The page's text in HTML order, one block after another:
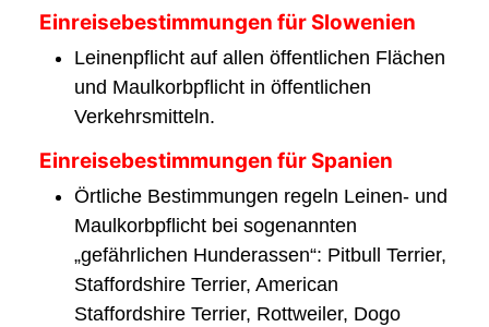
Einreisebestimmungen für Slowenien
Leinenpflicht auf allen öffentlichen Flächen
und Maulkorbpflicht in öffentlichen
Verkehrsmitteln.
Einreisebestimmungen für Spanien
Örtliche Bestimmungen regeln Leinen- und
Maulkorbpflicht bei sogenannten
„gefährlichen Hunderassen“: Pitbull Terrier,
Staffordshire Terrier, American
Staffordshire Terrier, Rottweiler, Dogo